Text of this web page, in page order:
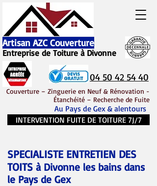
Artisan AZC Couverture
Entreprise de Toiture à Divonne
04 50 42 54 40
Couverture – Zinguerie en Neuf & Rénovation -
Étanchéité – Recherche de Fuite
Au Pays de Gex & alentours
INTERVENTION FUITE DE TOITURE 7J/7
SPECIALISTE ENTRETIEN DES
TOITS à Divonne les bains dans
le Pays de Gex